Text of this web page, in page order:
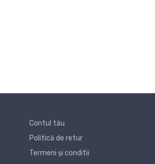
Contul tău
Politică de retur
Termeni și conditii